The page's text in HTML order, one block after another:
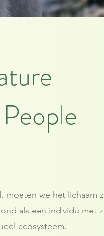
moeten we het lichaam
als een individu met
ecosysteem.